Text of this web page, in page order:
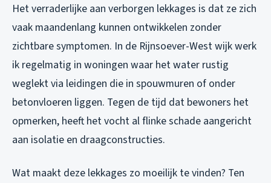
Het verraderlijke aan verborgen lekkages is dat ze zich
vaak maandenlang kunnen ontwikkelen zonder
zichtbare symptomen. In de Rijnsoever-West wijk werk
ik regelmatig in woningen waar het water rustig
weglekt via leidingen die in spouwmuren of onder
betonvloeren liggen. Tegen de tijd dat bewoners het
opmerken, heeft het vocht al flinke schade aangericht
aan isolatie en draagconstructies.
Wat maakt deze lekkages zo moeilijk te vinden? Ten